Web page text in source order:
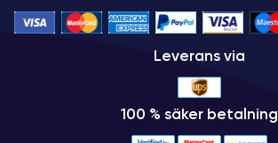
Leverans via
100 % säker betalning